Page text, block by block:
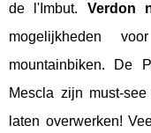
de l'Imbut. Verdon
mogelijkheden
mountainbiken. De
Mescla zijn must-
laten overwerken!